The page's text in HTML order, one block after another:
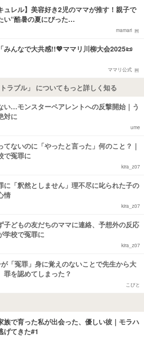
ュレル】美容好き2児のママが推す！親子で
い“酷暑の夏にぴった…
mamari
みんなで大共感!!💖ママリ川柳大会2025📜
ママリ公式
ラブル」 についてもっと詳しく知る
い…モンスターペアレントへの反撃開始｜う
対に
ume
てないのに「やったと言った」何のこと？｜
で冤罪に
kira_z07
に「釈然としません」理不尽に叱られた子の
情
kira_z07
子どもの友だちのママに連絡、予想外の反応
学校で冤罪に
kira_z07
「冤罪」身に覚えのないことで先生から大
罪を認めてしまった？
こびと
族で育った私が出会った、優しい彼｜モラハ
げてきた#1